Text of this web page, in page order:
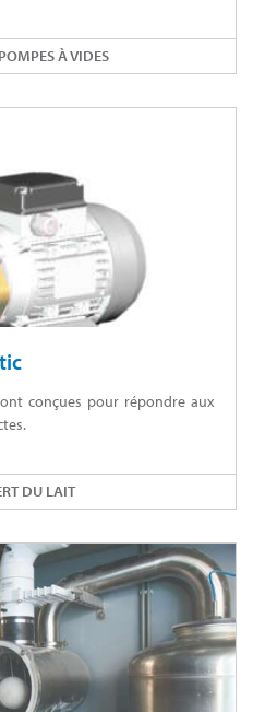
À VIDES
conçues pour répondre aux
DU LAIT